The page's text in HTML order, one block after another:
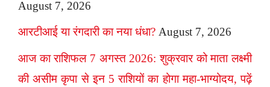
August 7, 2026
आरटीआई या रंगदारी का नया धंधा? August 7, 2026
आज का राशिफल 7 अगस्त 2026: शुक्रवार को माता लक्ष्मी
की असीम कृपा से इन 5 राशियों का होगा महा-भाग्योदय, पढ़ें